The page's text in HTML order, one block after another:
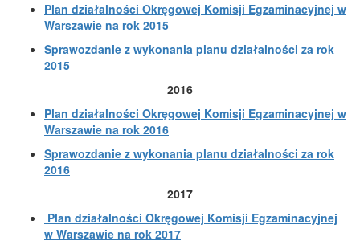
Plan działalności Okręgowej Komisji Egzaminacyjnej w
Warszawie na rok 2015
Sprawozdanie z wykonania planu działalności za rok
2015
2016
Plan działalności Okręgowej Komisji Egzaminacyjnej w
Warszawie na rok 2016
Sprawozdanie z wykonania planu działalności za rok
2016
2017
Plan działalności Okręgowej Komisji Egzaminacyjnej
w Warszawie na rok 2017